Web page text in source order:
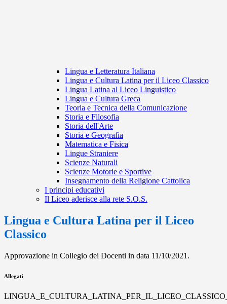
Lingua e Letteratura Italiana
Lingua e Cultura Latina per il Liceo Classico
Lingua Latina al Liceo Linguistico
Lingua e Cultura Greca
Teoria e Tecnica della Comunicazione
Storia e Filosofia
Storia dell'Arte
Storia e Geografia
Matematica e Fisica
Lingue Straniere
Scienze Naturali
Scienze Motorie e Sportive
Insegnamento della Religione Cattolica
I principi educativi
Il Liceo aderisce alla rete S.O.S.
Lingua e Cultura Latina per il Liceo
Classico
Approvazione in Collegio dei Docenti in data 11/10/2021.
Allegati